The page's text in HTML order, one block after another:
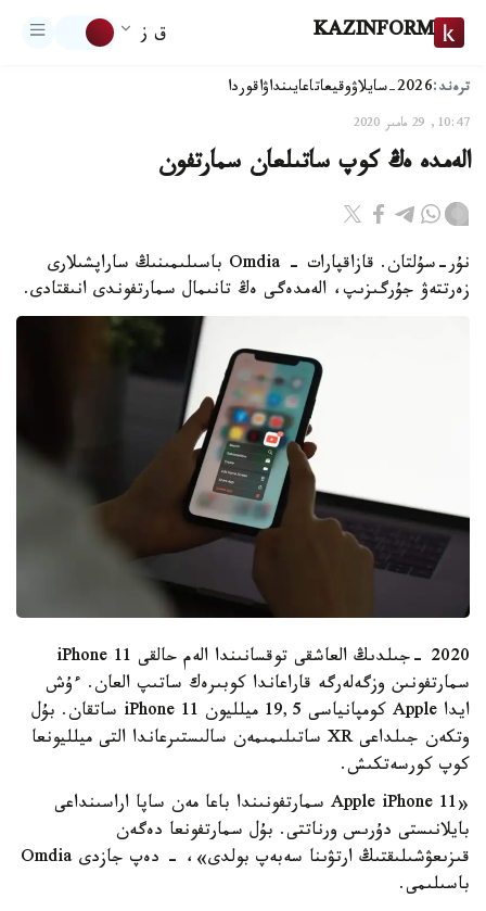
KAZINFORM ق ز
ترەند:2026-سايلاۋ وقيعاتاعايىنداۋاقوردا
10:47, 29 مامىر 2020
الەمدە ەڭ كوپ ساتىلعان سمارتفون
نۇر-سۇلتان. قازاقپارات - Omdia باسىلىمىنىڭ ساراپشىلارى
زەرتتەۋ جۇرگىزىپ، الەمدەگى ەڭ تانىمال سمارتفوندى انىقتادى.
2020 -جىلدىڭ العاشقى توقسانىندا الەم حالقى iPhone 11
سمارتفونىن وزگەلەرگە قاراعاندا كوبىرەك ساتىپ العان. ءۇش
ايدا Apple كومپانياسى 19,5 ميلليون iPhone 11 ساتقان. بۇل
وتكەن جىلداعى XR ساتىلىمىمەن سالىستىرعاندا التى ميلليونعا
كوپ كورسەتكىش.
«Apple iPhone 11 سمارتفونىندا باعا مەن ساپا اراسىنداعى
بايلانىستى دۇرىس ورناتتى. بۇل سمارتفونعا دەگەن
قىزىعۋشىلىقتىڭ ارتۋىنا سەبەپ بولدى»، - دەپ جازدى Omdia
باسىلىمى.